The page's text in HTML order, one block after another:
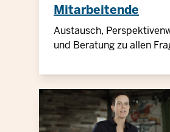
Mitarbeitende
Austausch,
und Beratung zu allen